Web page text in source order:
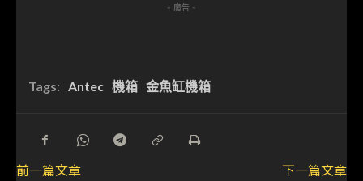
- 廣告 -
Tags: Antec 機箱 金魚缸機箱
前一篇文章
下一篇文章